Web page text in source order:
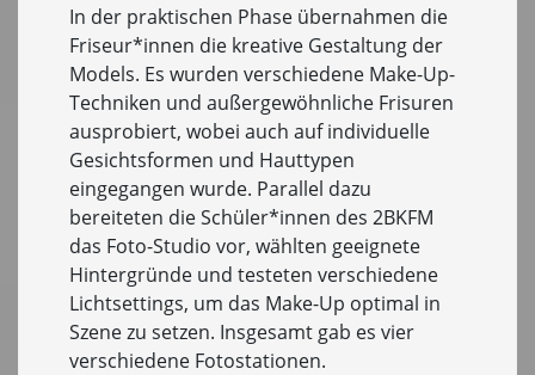
In der praktischen Phase übernahmen die
Friseur*innen die kreative Gestaltung der
Models. Es wurden verschiedene Make-Up-
Techniken und außergewöhnliche Frisuren
ausprobiert, wobei auch auf individuelle
Gesichtsformen und Hauttypen
eingegangen wurde. Parallel dazu
bereiteten die Schüler*innen des 2BKFM
das Foto-Studio vor, wählten geeignete
Hintergründe und testeten verschiedene
Lichtsettings, um das Make-Up optimal in
Szene zu setzen. Insgesamt gab es vier
verschiedene Fotostationen.